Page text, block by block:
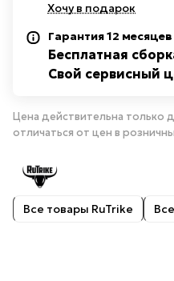
Хочу в подарок
Гарантия 12 месяцев
Бесплатная
Свой сервисный
Цена действительна только
отличаться от цен в
Все товары RuTrike